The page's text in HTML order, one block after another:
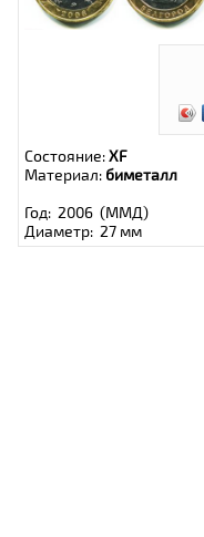
Состояние:XF
Материал: биметалл
Год: 2006 (ММД)
Диаметр: 27 мм